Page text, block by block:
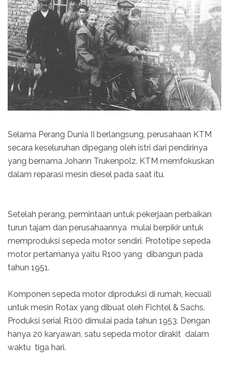
Selama Perang Dunia II berlangsung, perusahaan KTM
secara keseluruhan dipegang oleh istri dari pendirinya
yang bernama Johann Trukenpolz. KTM memfokuskan
dalam reparasi mesin diesel pada saat itu.
Setelah perang, permintaan untuk pekerjaan perbaikan
turun tajam dan perusahaannya mulai berpikir untuk
memproduksi sepeda motor sendiri. Prototipe sepeda
motor pertamanya yaitu R100 yang dibangun pada
tahun 1951.
Komponen sepeda motor diproduksi di rumah, kecuali
untuk mesin Rotax yang dibuat oleh Fichtel & Sachs.
Produksi serial R100 dimulai pada tahun 1953. Dengan
hanya 20 karyawan, satu sepeda motor dirakit dalam
waktu tiga hari.